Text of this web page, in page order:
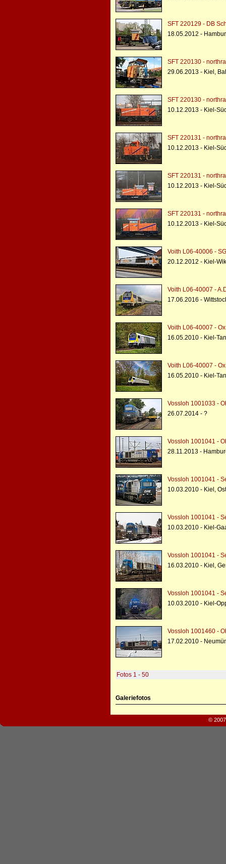
SFT 220129 - DB
18.05.2012 -
SFT 220130 -
29.06.2013 - Kiel,
SFT 220130 -
10.12.2013 - Kiel-
SFT 220131 -
10.12.2013 - Kiel-
SFT 220131 -
10.12.2013 - Kiel-
SFT 220131 -
10.12.2013 - Kiel-
Voith L06-40006 -
20.12.2012 - Kiel-Wik
Voith L06-40007 -
17.06.2016 -
Voith L06-40007 -
16.05.2010 - Kiel-
Voith L06-40007 -
16.05.2010 - Kiel-
Vossloh 1001033 -
26.07.2014 - ?
Vossloh 1001041 -
28.11.2013 -
Vossloh 1001041 -
10.03.2010 - Kiel,
Vossloh 1001041 -
10.03.2010 - Kiel-
Vossloh 1001041 -
16.03.2010 - Kiel,
Vossloh 1001041 -
10.03.2010 - Kiel-
Vossloh 1001460 -
17.02.2010 -
Fotos 1 - 50
Galeriefotos
©